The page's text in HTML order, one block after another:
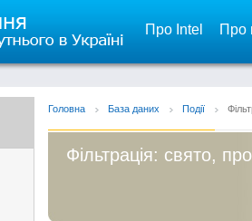
Про Intel Про
Головна База даних Події
Фільтрація: свято,